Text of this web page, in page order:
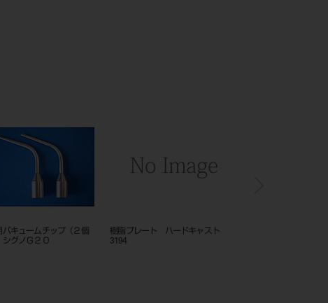
トロール用 リングガイド
エアフローハンディ3.0 ヨシダ ク
イックオプチカジョイント*****